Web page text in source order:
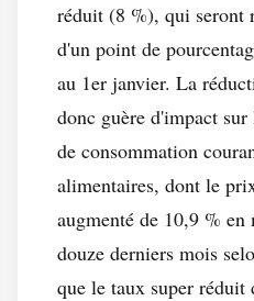
réduit (8 %), qui seront
d'un point de
au 1er janvier. La
donc guère d'impact
de consommation
alimentaires, dont le
augmenté de 10,9 % en
douze derniers mois
que le taux super réduit